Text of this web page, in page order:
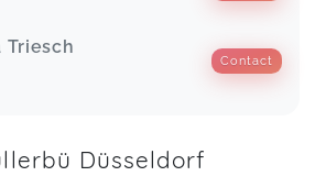
- Duisburg
Stunde mit Nuray! Sie ist
Triesch
Contact
Düsseldorf